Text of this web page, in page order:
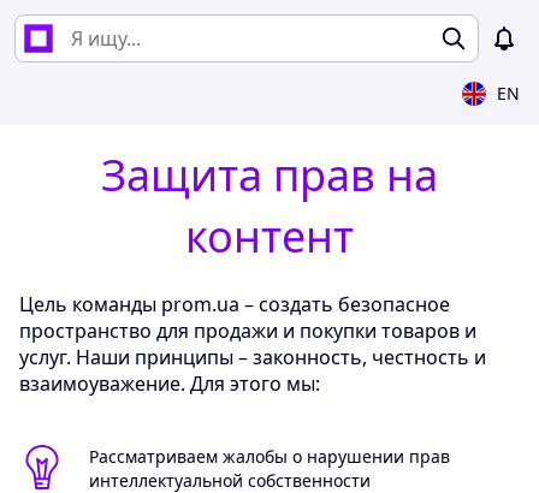
Защита прав на
контент
EN
Цель команды prom.ua – создать безопасное
пространство для продажи и покупки товаров и
услуг. Наши принципы – законность, честность и
взаимоуважение. Для этого мы:
Рассматриваем жалобы о нарушении прав
интеллектуальной собственности